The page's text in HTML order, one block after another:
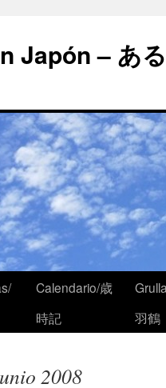
Japón – あ
Calendario/歳
時記
羽鶴
2008